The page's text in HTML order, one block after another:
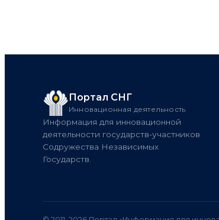
Портал СНГ
Инновационная деятельность
Информация для инновационной
деятельности государств-участников
Содружества Независимых
Государств.